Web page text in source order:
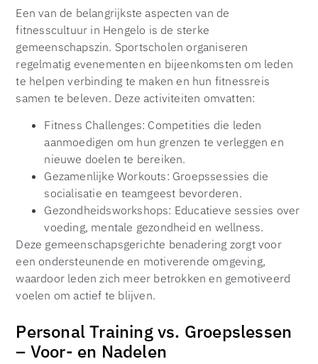
Een van de belangrijkste aspecten van de
fitnesscultuur in Hengelo is de sterke
gemeenschapszin. Sportscholen organiseren
regelmatig evenementen en bijeenkomsten om leden
te helpen verbinding te maken en hun fitnessreis
samen te beleven. Deze activiteiten omvatten:
Fitness Challenges: Competities die leden
aanmoedigen om hun grenzen te verleggen en
nieuwe doelen te bereiken.
Gezamenlijke Workouts: Groepssessies die
socialisatie en teamgeest bevorderen.
Gezondheidsworkshops: Educatieve sessies over
voeding, mentale gezondheid en wellness.
Deze gemeenschapsgerichte benadering zorgt voor
een ondersteunende en motiverende omgeving,
waardoor leden zich meer betrokken en gemotiveerd
voelen om actief te blijven.
Personal Training vs. Groepslessen
– Voor- en Nadelen